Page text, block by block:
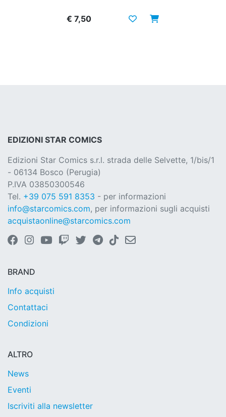
€ 7,50
EDIZIONI STAR COMICS
Edizioni Star Comics s.r.l. strada delle Selvette, 1/bis/1
- 06134 Bosco (Perugia)
P.IVA 03850300546
Tel. +39 075 591 8353 - per informazioni
info@starcomics.com, per informazioni sugli acquisti
acquistaonline@starcomics.com
BRAND
Info acquisti
Contattaci
Condizioni
ALTRO
News
Eventi
Iscriviti alla newsletter